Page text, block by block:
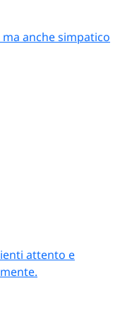
anche simpatico
attento e